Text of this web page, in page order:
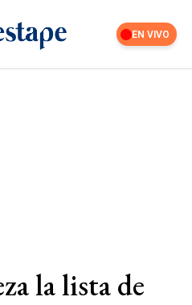
EN VIVO
la lista de